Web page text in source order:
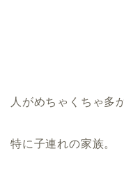
人がめちゃくちゃ多
特に子連れの家族。